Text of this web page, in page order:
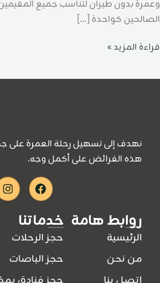
وعمرة بدون طيران لتناسب جميع
الصالحين كواحدة […]
قراءة المزيد »
نهدف إلى تسهيل رحلة العمرة على
هذه الفرائض على أكمل وجه.
روابط هامة
الرئيسية
من نحن
خدماتنا
حجز الرحلات
حجز الباصات